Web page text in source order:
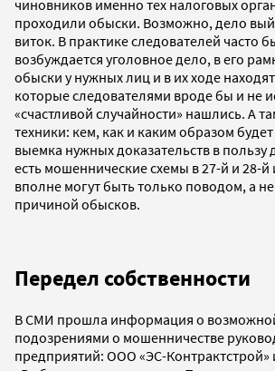
чиновников именно тех налоговых
проходили обыски. Возможно, дело
виток. В практике следователей часто
возбуждается уголовное дело, в его
обыски у нужных лиц и в их ходе
которые следователями вроде бы и не
«счастливой случайности» нашлись. А
техники: кем, как и каким образом
выемка нужных доказательств в пользу
есть мошеннические схемы в 27-й и 28-й
вполне могут быть только поводом, а
причиной обысков.
Передел собственности
В СМИ прошла информация о
подозрениями о мошенничестве
предприятий: ООО «ЭС-